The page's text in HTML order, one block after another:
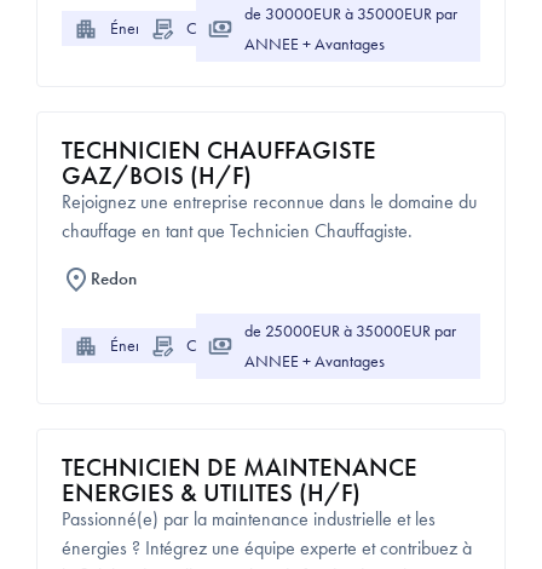
Énergie CDI
de 30000EUR à 35000EUR par
ANNEE + Avantages
TECHNICIEN CHAUFFAGISTE
GAZ/BOIS (H/F)
Rejoignez une entreprise reconnue dans le domaine du
chauffage en tant que Technicien Chauffagiste.
Redon
Énergie CDI
de 25000EUR à 35000EUR par
ANNEE + Avantages
TECHNICIEN DE MAINTENANCE
ENERGIES & UTILITES (H/F)
Passionné(e) par la maintenance industrielle et les
énergies ? Intégrez une équipe experte et contribuez à